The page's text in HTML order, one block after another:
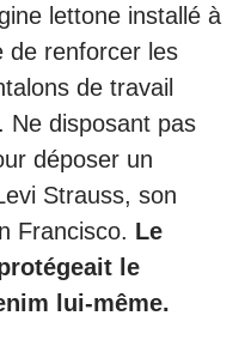
lettone installé à
de renforcer les
de travail
Ne disposant pas
déposer un
Strauss, son
Francisco. Le
le
lui-même.